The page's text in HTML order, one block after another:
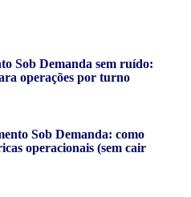
Sob Demanda sem ruído:
operações por turno
Sob Demanda: como
operacionais (sem cair